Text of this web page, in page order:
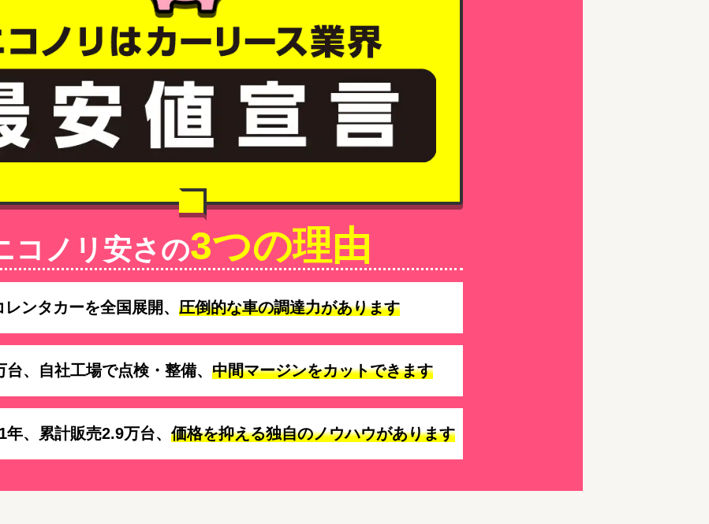
コノリ安さの3つの理由
ンタカーを全国展開、 圧倒的な車の調達力があります
台、自社工場で点検・整備、 中間マージンをカットできます
年、累計販売2.9万台、 価格を抑える独自のノウハウがあります